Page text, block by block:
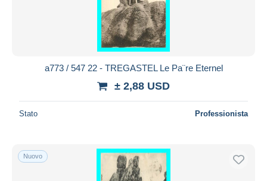
a773 / 547 22 - TREGASTEL Le Pa¨re Eternel
± 2,88 USD
Stato Professionista
Nuovo